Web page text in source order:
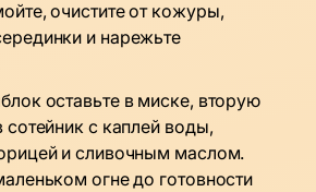
очистите от кожуры,
и нарежьте
оставьте в миске, вторую
сотейник с каплей воды,
и сливочным маслом.
огне до готовности